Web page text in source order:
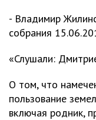
- Владимир
собрания
«Слушали:
О том, что
пользование
включая родник,